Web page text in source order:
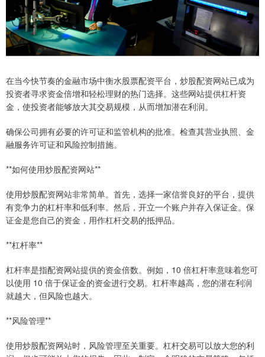
在当今快节奏的金融市场中衡水股票配资平台，炒股配资网站已成为
投资者寻求资金倍增和轻松理财的热门选择。这些网站提供杠杆资
金，使投资者能够放大其交易规模，从而增加潜在利润。
确保公司拥有必要的许可证和监管机构的批准。检查其营业执照、金
融服务许可证和风险控制措施。
**如何使用炒股配资网站**
使用炒股配资网站非常简单。首先，选择一家信誉良好的平台，提供
有竞争力的杠杆率和低利率。然后，开立一个账户并存入保证金。保
证金是您自己的资金，用作杠杆交易的抵押品。
**杠杆率**
杠杆率是指配资网站提供的资金倍数。例如，10 倍杠杆率意味着您可
以使用 10 倍于保证金的资金进行交易。杠杆率越高，您的潜在利润
就越大，但风险也越大。
**风险管理**
使用炒股配资网站时，风险管理至关重要。杠杆交易可以放大您的利